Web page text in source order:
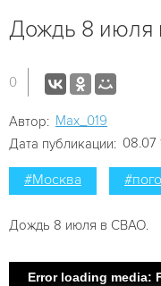
Дождь 8 июля
0
Автор: Мах_019
Дата публикации: 08.07
#Москва
Дождь 8 июля в СВАО.
Error loading media: